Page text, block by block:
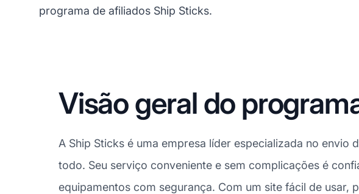
programa de afiliados Ship Sticks.
Visão geral do
A Ship Sticks é uma empresa líder especializada no
todo. Seu serviço conveniente e sem complicações é
equipamentos com segurança. Com um site fácil de